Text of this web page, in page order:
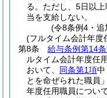
る。 ただし、5日以
当を支給しない。
(令8条例4・追
(フルタイム会計年度
第8条
給与条例第14
ルタイム会計年度任
おいて、 同条第1項中
とを命ぜられた職員
年度任用職員につい